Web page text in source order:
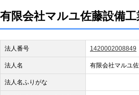
有限会社マルユ佐藤設備工
法人番号 1420002008849
法人名 有限会社マルユ
法人名ふりがな